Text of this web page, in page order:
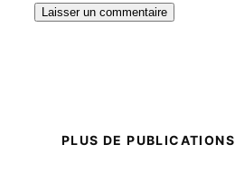
PLUS DE PUBLICATIONS